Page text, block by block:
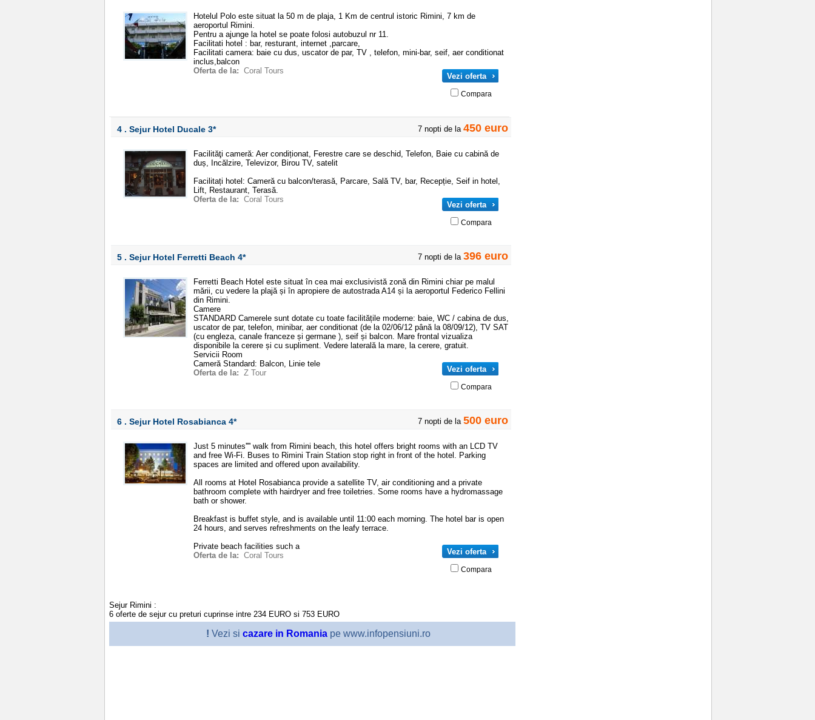
Hotelul Polo este situat la 50 m de plaja, 1 Km de centrul istoric Rimini, 7 km de
aeroportul Rimini.
Pentru a ajunge la hotel se poate folosi autobuzul nr 11.
Facilitati hotel : bar, resturant, internet ,parcare,
Facilitati camera: baie cu dus, uscator de par, TV , telefon, mini-bar, seif, aer conditionat
inclus,balcon
Vezi oferta
Compara
Oferta de la: Coral Tours
4 . Sejur Hotel Ducale 3* 7 nopti de la 450 euro
Facilităţi cameră: Aer condiționat, Ferestre care se deschid, Telefon, Baie cu cabină de
duș, Incălzire, Televizor, Birou TV, satelit
Facilitați hotel: Cameră cu balcon/terasă, Parcare, Sală TV, bar, Recepție, Seif in hotel,
Lift, Restaurant, Terasă.
Vezi oferta
Compara
Oferta de la: Coral Tours
5 . Sejur Hotel Ferretti Beach 4* 7 nopti de la 396 euro
Ferretti Beach Hotel este situat în cea mai exclusivistă zonă din Rimini chiar pe malul
mării, cu vedere la plajă și în apropiere de autostrada A14 și la aeroportul Federico Fellini
din Rimini.
Camere
STANDARD Camerele sunt dotate cu toate facilitățile moderne: baie, WC / cabina de dus,
uscator de par, telefon, minibar, aer conditionat (de la 02/06/12 până la 08/09/12), TV SAT
(cu engleza, canale franceze și germane ), seif și balcon. Mare frontal vizualiza
disponibile la cerere și cu supliment. Vedere laterală la mare, la cerere, gratuit.
Servicii Room
Cameră Standard: Balcon, Linie tele
Vezi oferta
Compara
Oferta de la: Z Tour
6 . Sejur Hotel Rosabianca 4* 7 nopti de la 500 euro
Just 5 minutes'''' walk from Rimini beach, this hotel offers bright rooms with an LCD TV
and free Wi-Fi. Buses to Rimini Train Station stop right in front of the hotel. Parking
spaces are limited and offered upon availability.
All rooms at Hotel Rosabianca provide a satellite TV, air conditioning and a private
bathroom complete with hairdryer and free toiletries. Some rooms have a hydromassage
bath or shower.
Breakfast is buffet style, and is available until 11:00 each morning. The hotel bar is open
24 hours, and serves refreshments on the leafy terrace.
Private beach facilities such a
Vezi oferta
Compara
Oferta de la: Coral Tours
Sejur Rimini :
6 oferte de sejur cu preturi cuprinse intre 234 EURO si 753 EURO
! Vezi si cazare in Romania pe www.infopensiuni.ro